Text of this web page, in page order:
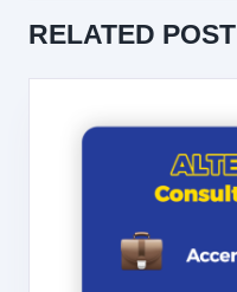
L’ARTICLE
post:
RELATED POST